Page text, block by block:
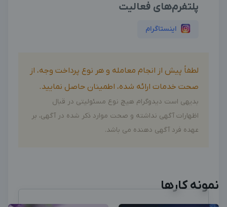
پلتفرم‌های فعالیت
اینستاگرام
لطفاً پیش از انجام معامله و هر نوع پرداخت وجه، از
صحت خدمات ارائه شده، اطمینان حاصل نمایید.
بدیهی است دیدوگرام هیچ نوع مسئولیتی در قبال
اظهارات آگهی نداشته و صحت موارد ذکر شده در آگهی، بر
عهده فرد آگهی دهنده می باشد.
نمونه کارها